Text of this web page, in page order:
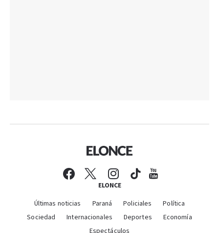
ELONCE
Últimas noticias Paraná Policiales
Política
Sociedad
Internacionales Deportes
Economía
Espectáculos